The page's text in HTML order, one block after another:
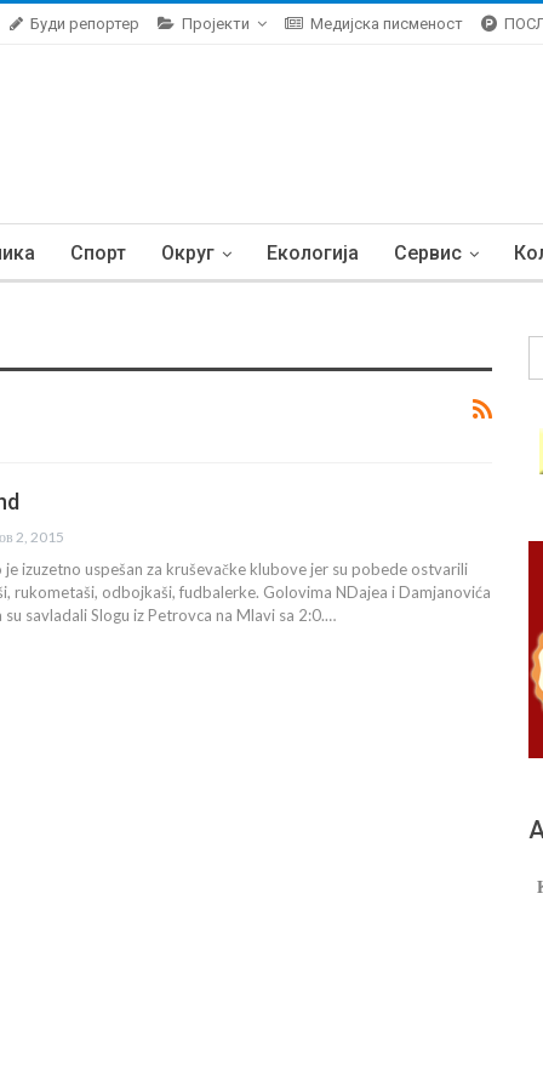
Буди репортер Пројекти Медијска писменост
Спорт Округ Екологија Сервис
2, 2015
izuzetno uspešan za kruševačke klubove jer su pobede ostvarili
rukometaši, odbojkaši, fudbalerke. Golovima NDajea i Damjanovića
savladali Slogu iz Petrovca na Mlavi sa 2:0.…